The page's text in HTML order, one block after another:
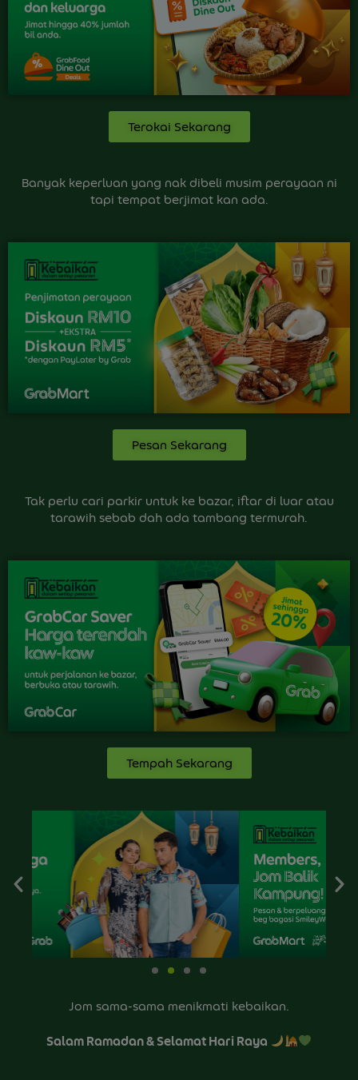
Terokai Sekarang
Banyak keperluan yang nak dibeli musim perayaan ni
tapi tempat berjimat kan ada.
Pesan Sekarang
Tak perlu cari parkir untuk ke bazar, iftar di luar atau
tarawih sebab dah ada tambang termurah.
Tempah Sekarang
Jom sama-sama menikmati kebaikan.
Salam Ramadan & Selamat Hari Raya